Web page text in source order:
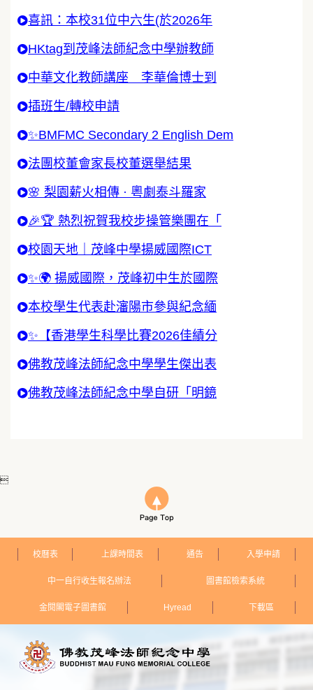
喜訊：本校31位中六生(於2026年
HKtag到茂峰法師紀念中學辦教師
中華文化教師講座 李華倫博士到
插班生/轉校申請
✨BMFMC Secondary 2 English Dem
法團校董會家長校董選舉結果
🌸 梨園薪火相傳 · 粵劇泰斗羅家
🎉🏆 熱烈祝賀我校步操管樂團在「
校園天地｜茂峰中學揚威國際ICT
✨🌍 揚威國際，茂峰初中生於國際
本校學生代表赴瀋陽市參與紀念緬
✨【香港學生科學比賽2026佳績分
佛教茂峰法師紀念中學學生傑出表
佛教茂峰法師紀念中學自研「明鏡

校曆表 上課時間表 通告 入學申請
中一自行收生報名辦法 圖書館檢索系統
金閱閣電子圖書館 Hyread 下載區